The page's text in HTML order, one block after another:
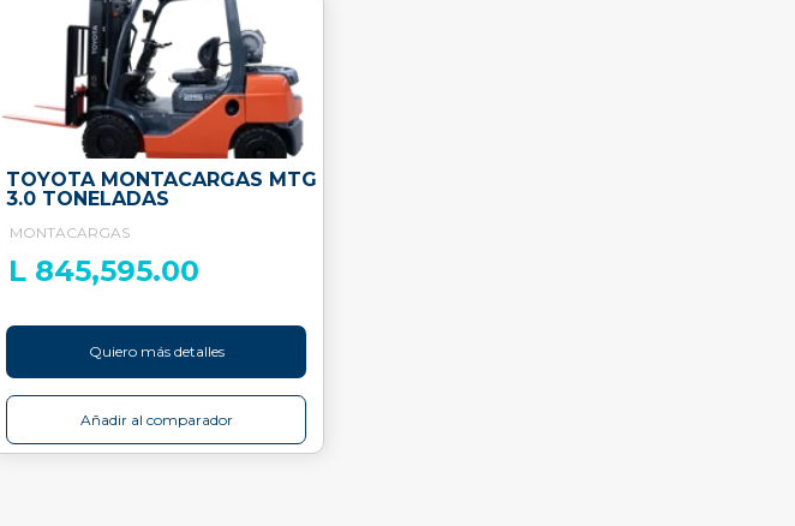
TOYOTA MONTACARGAS MTG
3.0 TONELADAS
MONTACARGAS
L 845,595.00
Quiero más detalles
Añadir al comparador